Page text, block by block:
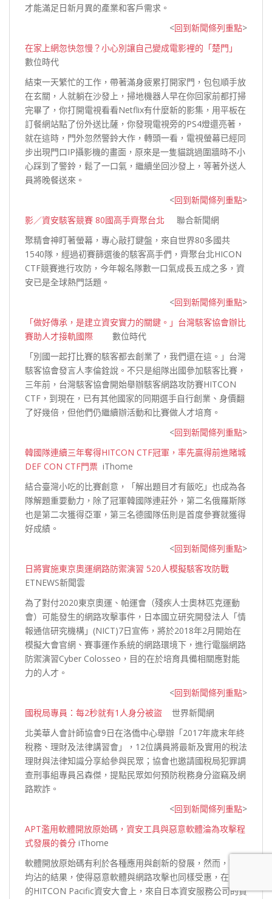
才能滿足日新月異的產業和客戶需求。
<回到新聞條列重點>
在家上網忽快忽慢？小心別讓自己變成電影裡的「楚門」
數位時代
結束一天繁忙的工作，帶著滿身疲累打開家門，包包順手放
在玄關，人就躺在沙發上，掃地機器人早在你回家前都打掃
完畢了，你打開電視看看Netflix有什麼新的影集，用平板在
訂餐網站點了份外送比薩，你發現電視旁的PS4燈還亮著，
就在這時，門外忽然警鈴大作，轉頭一看，電視螢幕已經同
步出現門口IP攝影機的畫面，原來是一隻貓跳過圍牆時不小
心踩到了警鈴，鬆了一口氣，繼續坐回沙發上，等著外送人
員將晚餐送來。
<回到新聞條列重點>
影／資安駭客競賽 80國高手齊聚台北 聯合新聞網
聚精會神盯著螢幕，專心敲打鍵盤，來自世界80多國共
1540隊，經過初賽篩選後的駭客高手們，齊聚台北HICON
CTF競賽進行攻防，今年報名隊數一口氣成長五成之多，資
安已是全球熱門話題。
<回到新聞條列重點>
「做好傳承，是建立資安實力的關鍵。」台灣駭客協會辦比
賽助人才接軌國際 數位時代
「別國一起打比賽的駭客都去創業了，我們還在這。」台灣
駭客協會發言人李倫銓說。不只是組隊出國參加駭客比賽，
三年前，台灣駭客協會開始舉辦駭客網路攻防賽HITCON
CTF，到現在，已有其他國家的同期選手自行創業、身價翻
了好幾倍，但他們仍繼續辦活動和比賽做人才培育。
<回到新聞條列重點>
韓國隊連續三年奪得HITCON CTF冠軍，率先贏得前進賭城
DEF CON CTF門票 iThome
結合臺灣小吃的比賽創意，「解出題目才有飯吃」也成為各
隊解題重要動力，除了冠軍韓國隊連莊外，第二名俄羅斯隊
也是第二次獲得亞軍，第三名德國隊伍則是首度參賽就獲得
好成績。
<回到新聞條列重點>
日將實施東京奧運網路防禦演習 520人模擬駭客攻防戰
ETNEWS新聞雲
為了對付2020東京奧運、帕運會（殘疾人士奧林匹克運動
會）可能發生的網路攻擊事件，日本國立研究開發法人「情
報通信研究機構」(NICT)7日宣佈，將於2018年2月開始在
模擬大會官網、賽事運作系統的網路環境下，進行電腦網路
防禦演習Cyber Colosseo，目的在於培育具備相關應對能
力的人才。
<回到新聞條列重點>
國稅局專員：每2秒就有1人身分被盜 世界新聞網
北美華人會計師協會9日在洛僑中心舉辦「2017年歲末年終
稅務、理財及法律講習會」，12位講員將最新及實用的稅法
理財與法律知識分享給參與民眾；協會也邀請國稅局犯罪調
查刑事組專員呂森傑，提點民眾如何預防稅務身分盜竊及網
路欺詐。
<回到新聞條列重點>
APT濫用軟體開放原始碼，資安工具與惡意軟體淪為攻擊程
式發展的養分 iThome
軟體開放原始碼有利於各種應用與創新的發展，然而，雨露
均沾的結果，使得惡意軟體與網路攻擊也同樣受惠，在今年
的HITCON Pacific資安大會上，來自日本資安服務公司的資